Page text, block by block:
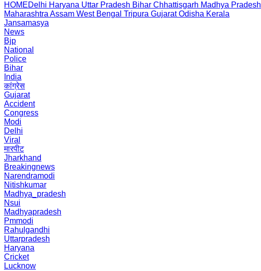
HOMEDelhi Haryana Uttar Pradesh Bihar Chhattisgarh Madhya Pradesh
Maharashtra Assam West Bengal Tripura Gujarat Odisha Kerala
Jansamasya
News
Bjp
National
Police
Bihar
India
कांग्रेस
Gujarat
Accident
Congress
Modi
Delhi
Viral
मारपीट
Jharkhand
Breakingnews
Narendramodi
Nitishkumar
Madhya_pradesh
Nsui
Madhyapradesh
Pmmodi
Rahulgandhi
Uttarpradesh
Haryana
Cricket
Lucknow